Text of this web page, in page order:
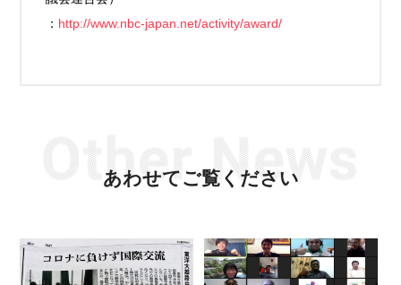
： http://www.nbc-japan.net/activity/award/
あわせてご覧ください